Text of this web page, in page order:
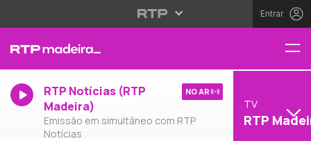
Entrar
RTP Notícias (RTP
Madeira)
Emissão em simultâneo com RTP
Notícias
NO AR
TV
RTP